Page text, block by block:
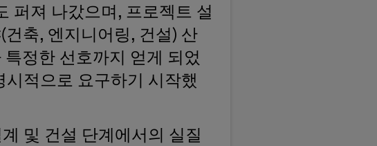
퍼져 나갔으며, 프로젝트 설
축, 엔지니어링, 건설) 산
정한 선호까지 얻게 되었
적으로 요구하기 시작했
및 건설 단계에서의 실질